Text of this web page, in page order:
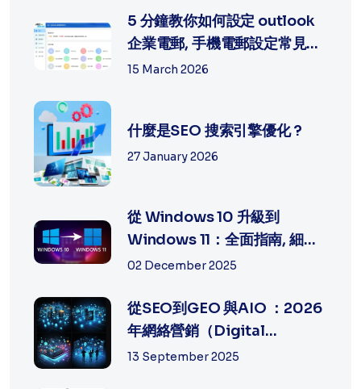
5 分鐘教你如何設定 outlook
企業電郵, 手機電郵設定常見問
題排...
15 March 2026
什麼是SEO 搜索引擎優化 ?
27 January 2026
從 Windows 10 升級到
Windows 11：全面指南, 細節
及方法
02 December 2025
從SEO到GEO 與AIO ：2026
年網絡營銷（Digital
Marketing）的策...
13 September 2025